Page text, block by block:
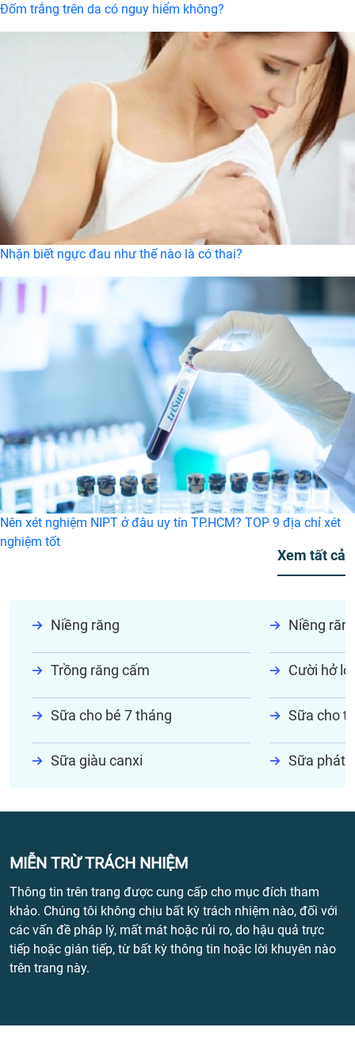
Đốm trắng trên da có nguy hiểm không?
Nhận biết ngực đau như thế nào là có thai?
Nên xét nghiệm NIPT ở đâu uy tín TP.HCM? TOP 9 địa chỉ xét
nghiệm tốt
Xem tất cả
Niềng răng Niềng
Trồng răng cấm Cười hở lợi
Sữa cho bé 7 tháng Sữa cho
Sữa giàu canxi Sữa phát
MIỄN TRỪ TRÁCH NHIỆM
Thông tin trên trang được cung cấp cho mục đích tham
khảo. Chúng tôi không chịu bất kỳ trách nhiệm nào, đối với
các vấn đề pháp lý, mất mát hoặc rủi ro, do hậu quả trực
tiếp hoặc gián tiếp, từ bất kỳ thông tin hoặc lời khuyên nào
trên trang này.